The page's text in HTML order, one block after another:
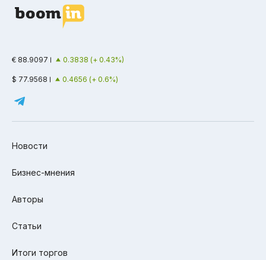
€ 88.9097 0.3838 (+ 0.43%)
$ 77.9568 0.4656 (+ 0.6%)
Новости
Бизнес-мнения
Авторы
Статьи
Итоги торгов